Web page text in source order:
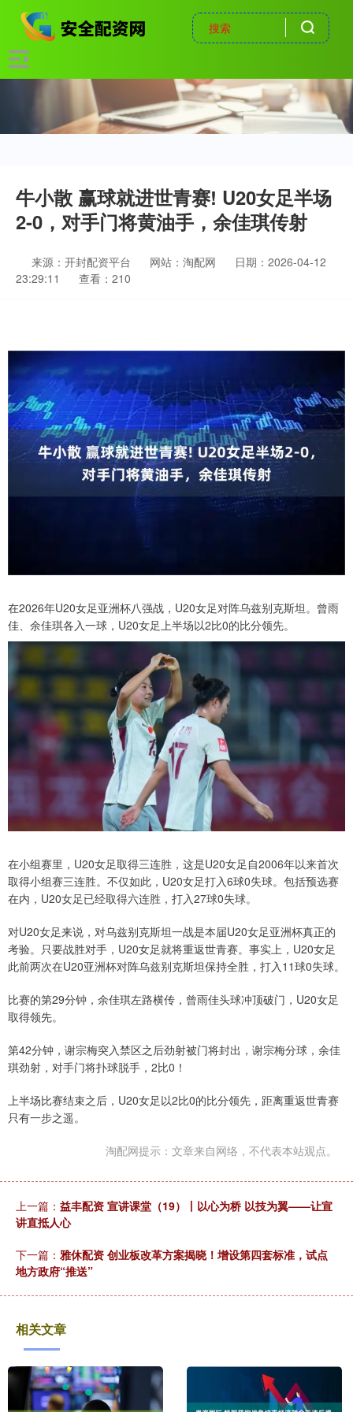
牛小散 赢球就进世青赛! U20女足半场
2-0，对手门将黄油手，余佳琪传射
来源：开封配资平台 网站：淘配网
日期：2026-04-12
23:29:11
查看：210
在2026年U20女足亚洲杯八强战，U20女足对阵乌兹别克斯坦。曾雨
佳、余佳琪各入一球，U20女足上半场以2比0的比分领先。
在小组赛里，U20女足取得三连胜，这是U20女足自2006年以来首次
取得小组赛三连胜。不仅如此，U20女足打入6球0失球。包括预选赛
在内，U20女足已经取得六连胜，打入27球0失球。
对U20女足来说，对乌兹别克斯坦一战是本届U20女足亚洲杯真正的
考验。只要战胜对手，U20女足就将重返世青赛。事实上，U20女足
此前两次在U20亚洲杯对阵乌兹别克斯坦保持全胜，打入11球0失球。
比赛的第29分钟，余佳琪左路横传，曾雨佳头球冲顶破门，U20女足
取得领先。
第42分钟，谢宗梅突入禁区之后劲射被门将封出，谢宗梅分球，余佳
琪劲射，对手门将扑球脱手，2比0！
上半场比赛结束之后，U20女足以2比0的比分领先，距离重返世青赛
只有一步之遥。
淘配网提示：文章来自网络，不代表本站观点。
上一篇： 益丰配资 宣讲课堂（19）丨以心为桥 以技为翼——让宣
讲直抵人心
下一篇： 雅休配资 创业板改革方案揭晓！增设第四套标准，试点
地方政府“推送”
相关文章